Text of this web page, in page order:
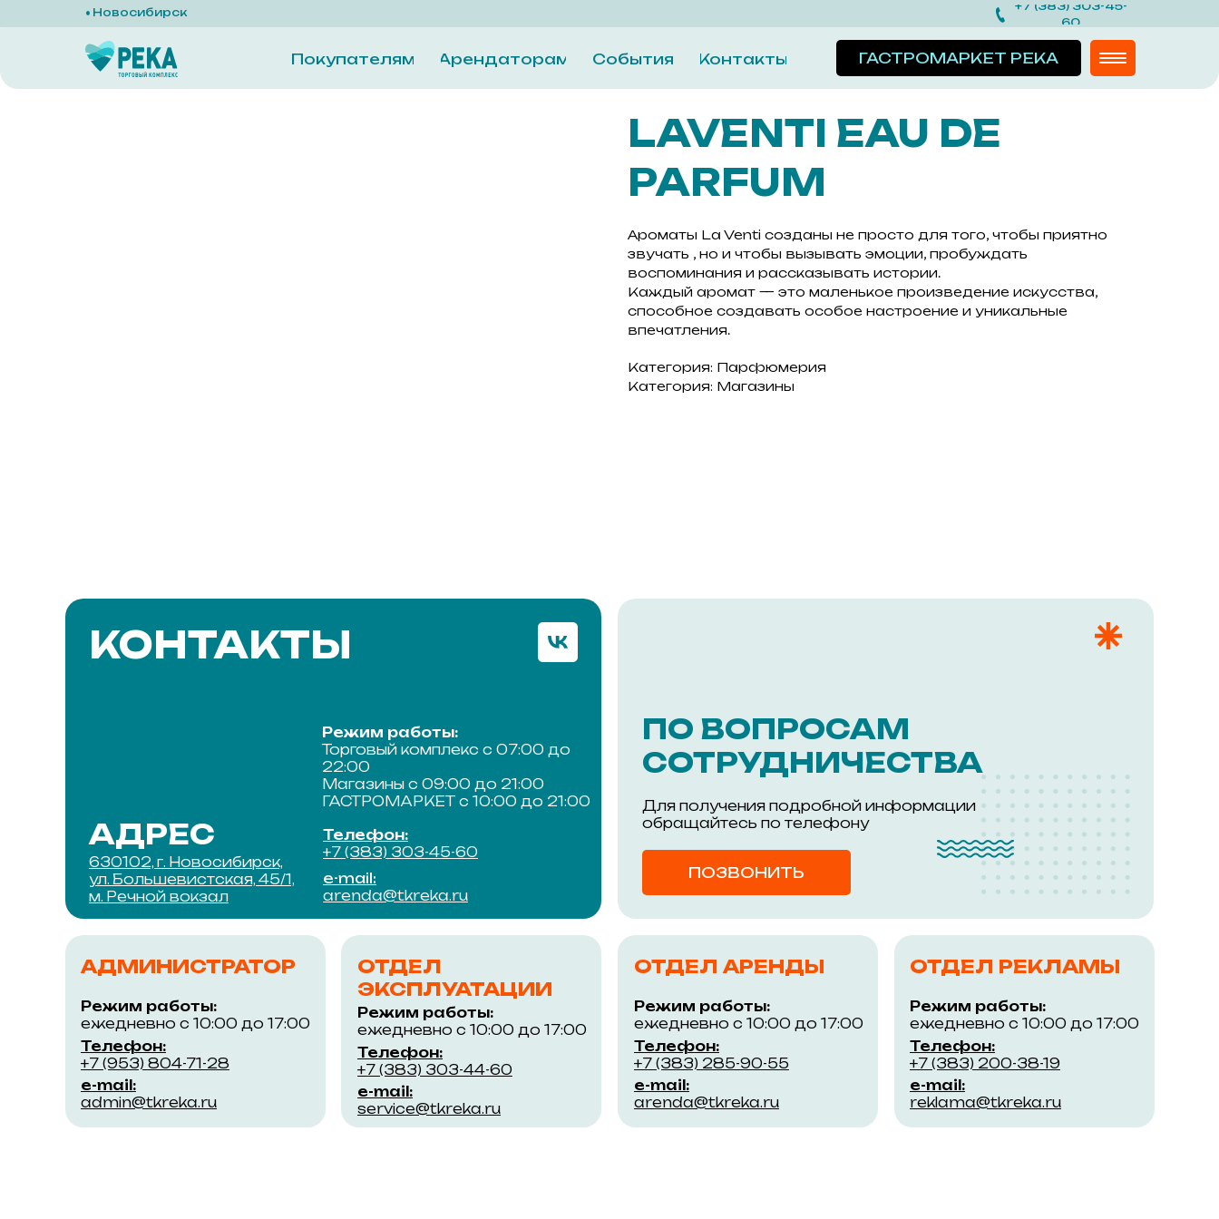
Новосибирск
Покупателям Арендаторам События Контакты ГАСТРОМАРКЕТ РЕКА
+7 (383) 303-45-
60
LAVENTI EAU DE
PARFUM
Ароматы La Venti созданы не просто для того, чтобы приятно
звучать , но и чтобы вызывать эмоции, пробуждать
воспоминания и рассказывать истории.
Каждый аромат — это маленькое произведение искусства,
способное создавать особое настроение и уникальные
впечатления.
Категория: Парфюмерия
Категория: Магазины
ОТДЕЛ
ЭКСПЛУАТАЦИИ
Режим работы:
ежедневно с 10:00 до 17:00
Телефон:
+7 (383) 303-44-60
e-mail:
service@tkreka.ru
ОТДЕЛ РЕКЛАМЫ
Режим работы:
ежедневно с 10:00 до 17:00
Телефон:
+7 (383) 200-38-19
e-mail:
reklama@tkreka.ru
ОТДЕЛ АРЕНДЫ
Режим работы:
ежедневно с 10:00 до 17:00
Телефон:
+7 (383) 285-90-55
e-mail:
arenda@tkreka.ru
АДМИНИСТРАТОР
Режим работы:
ежедневно с 10:00 до 17:00
Телефон:
+7 (953) 804-71-28
e-mail:
admin@tkreka.ru
630102, г. Новосибирск,
ул. Большевистская, 45/1,
м. Речной вокзал
Режим работы:
Торговый комплекс с 07:00 до
22:00
Магазины с 09:00 до 21:00
ГАСТРОМАРКЕТ с 10:00 до 21:00
Телефон:
+7 (383) 303-45-60
e-mail:
arenda@tkreka.ru
КОНТАКТЫ
АДРЕС
ПО ВОПРОСАМ
СОТРУДНИЧЕСТВА
Для получения подробной информации
обращайтесь по телефону
ПОЗВОНИТЬ